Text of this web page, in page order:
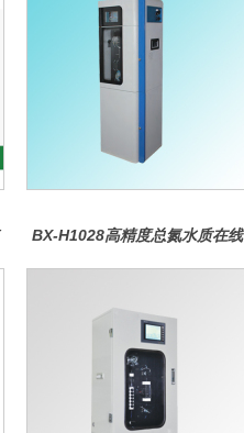
BX-H1028高精度总氮水质在线